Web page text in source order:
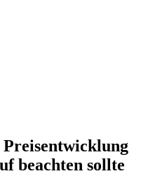
beachten sollte